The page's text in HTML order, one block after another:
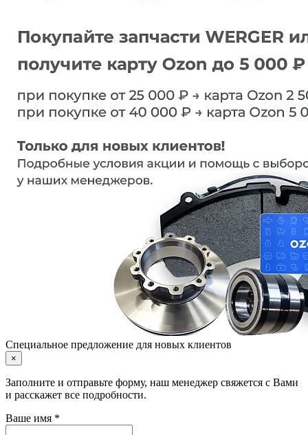
Специальное предложение для новых клиентов
×
Заполните и отправьте форму, наш менеджер свяжется с Вами
и расскажет все подробности.
Ваше имя *